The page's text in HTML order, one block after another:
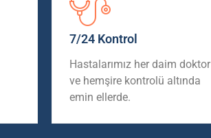
7/24 Kontrol
Hastalarımız her daim doktor
ve hemşire kontrolü altında
emin ellerde.